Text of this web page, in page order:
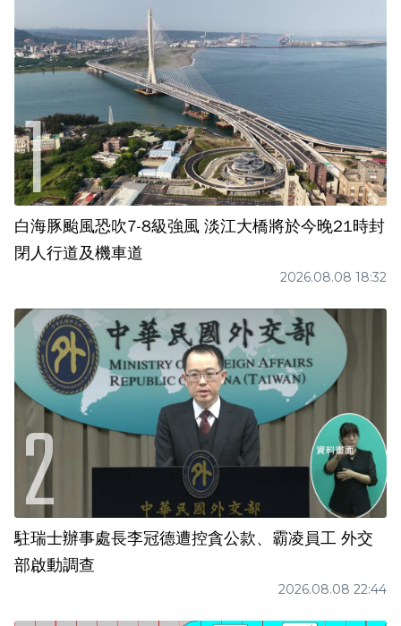
白海豚颱風恐吹7-8級強風 淡江大橋將於今晚21時封
閉人行道及機車道
2026.08.08 18:32
駐瑞士辦事處長李冠德遭控貪公款、霸凌員工 外交
部啟動調查
2026.08.08 22:44